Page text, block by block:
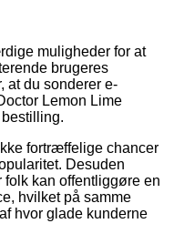
muligheder for at
brugeres
at du sonderer e-
Lemon Lime
fortræffelige chancer
Desuden
kan offentliggøre en
hvilket på samme
hvor glade kunderne